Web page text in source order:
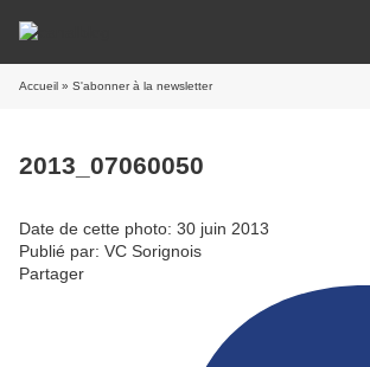
Accueil » S'abonner à la newsletter
2013_07060050
Date de cette photo: 30 juin 2013
Publié par: VC Sorignois
Partager